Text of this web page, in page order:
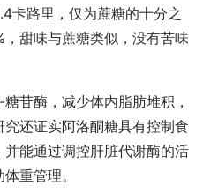
卡路里，仅为蔗糖的十分之
甜味与蔗糖类似，没有苦味
苷酶，减少体内脂肪堆积，
还证实阿洛酮糖具有控制食
能通过调控肝脏代谢酶的活
重管理。